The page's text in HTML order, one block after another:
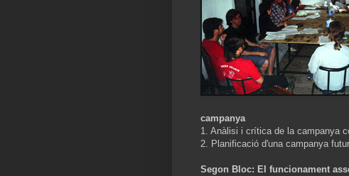
campanya
1. Anàlisi i crítica de la campanya
2. Planificació d'una campanya
Segon Bloc: El funcionament